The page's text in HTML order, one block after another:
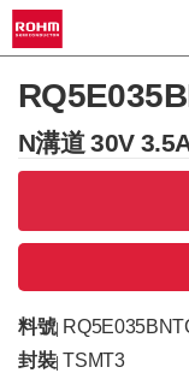
N溝道 30V
料號|
封裝| TSMT3